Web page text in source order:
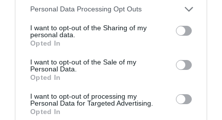
Personal Data Processing Opt Outs
I want to opt-out of the Sharing of my
personal data.
Opted In
I want to opt-out of the Sale of my
Personal Data.
Opted In
I want to opt-out of processing my
Personal Data for Targeted Advertising.
Opted In
ITALIA